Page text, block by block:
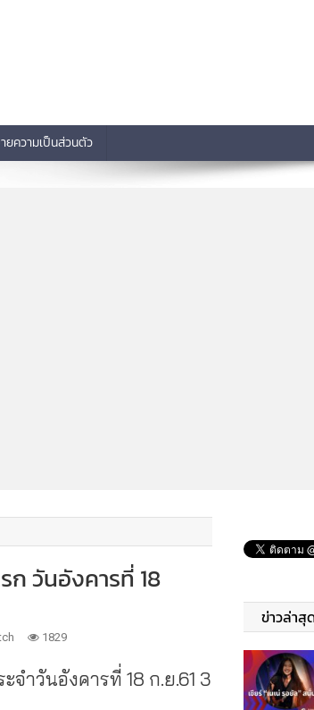
ยความเป็นส่วนตัว
วันอังคารที่ 18
1829
จำวันอังคารที่ 18 ก.ย.61 3
ข่าวล่าสุ